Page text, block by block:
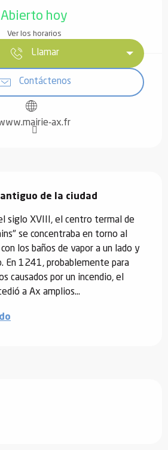
Abierto hoy
Ver los horarios
Llamar
Contáctenos
ax.fr
de la ciudad
siglo XVIII, el centro termal de
se concentraba en torno al
los baños de vapor a un lado y
En 1241, probablemente para
causados por un incendio, el
a Ax amplios...